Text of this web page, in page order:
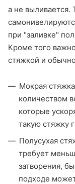
а не выливается.
при "заливке"
Кроме того
стяжкой и
Мокрая
количеством
которые
такую стяжку
Полусухая
требует
затворения,
подходе